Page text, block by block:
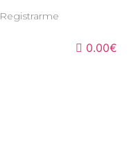
Registrarme
0.00€